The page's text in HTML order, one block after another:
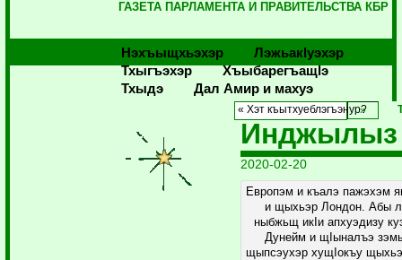
ГАЗЕТА ПАРЛАМЕНТА И ПРАВИТЕЛЬСТВА КБР
Нэхъыщхьэхэр
Лэжьакlуэхэр
Тхыгъэхэр
Хъыбарегъащlэ
Тхыдэ
Дал Амир и махуэ
« Хэт къытхуеблэгъэнур?
Инджылыз
2020-02-20
Европэм и къалэ
и щыхьэр Лондон. Абы
ныбжьщ икIи апхуэдизу
Дунейм и щIыналъэ
щыпсэухэр хущIокъу